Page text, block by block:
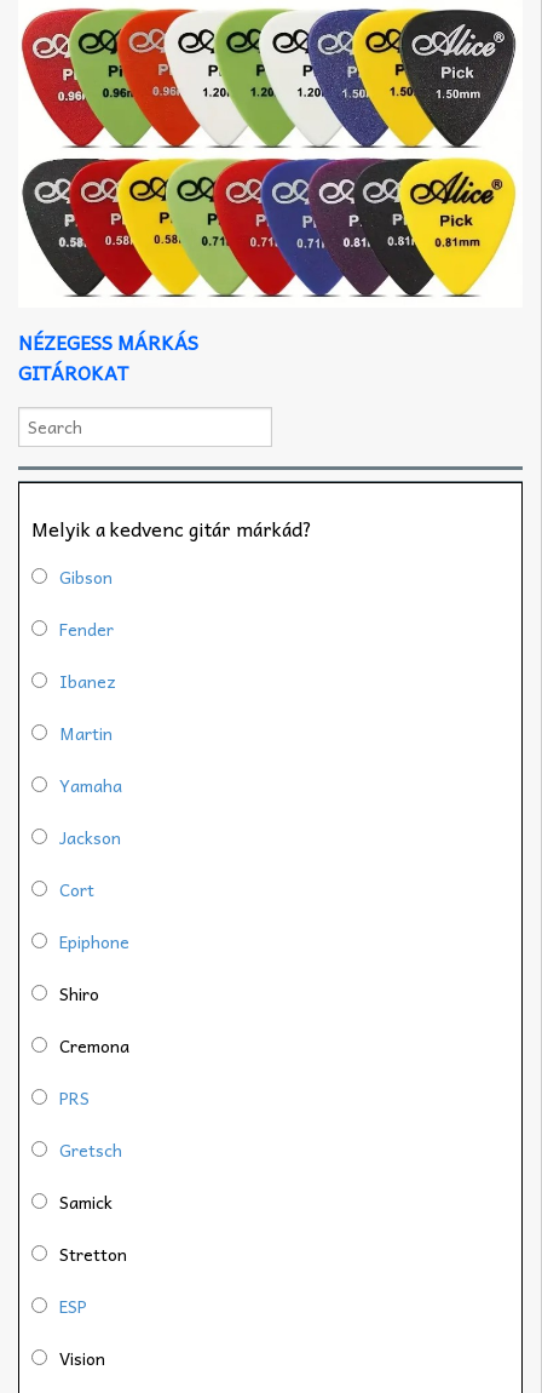
NÉZEGESS MÁRKÁS
GITÁROKAT
Melyik a kedvenc gitár márkád?
Gibson
Fender
Ibanez
Martin
Yamaha
Jackson
Cort
Epiphone
Shiro
Cremona
PRS
Gretsch
Samick
Stretton
ESP
Vision